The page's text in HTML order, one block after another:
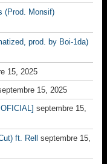
(Prod. Monsif)
prod. by Boi-1da)
15, 2025
15, 2025
septembre 15,
ft. Rell
septembre 15,